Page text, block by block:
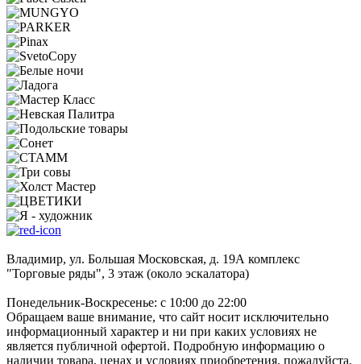
Владимир, ул. Большая Московская, д. 19А комплекс
"Торговые ряды", 3 этаж (около эскалатора)
Понедельник-Воскресенье: с 10:00 до 22:00
Обращаем ваше внимание, что сайт носит исключительно
информационный характер и ни при каких условиях не
является публичной офертой. Подробную информацию о
наличии товара, ценах и условиях приобретения, пожалуйста,